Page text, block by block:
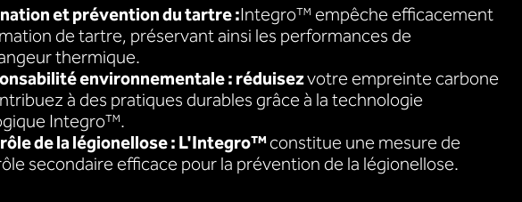
et prévention du tartre :Integro™ empêche efficacement
de tartre, préservant ainsi les performances de
thermique.
environnementale : réduisezvotre empreinte carbone
à des pratiques durables grâce à la technologie
Integro™.
de la légionellose : L'Integro™constitue une mesure de
secondaire efficace pour la prévention de la légionellose.